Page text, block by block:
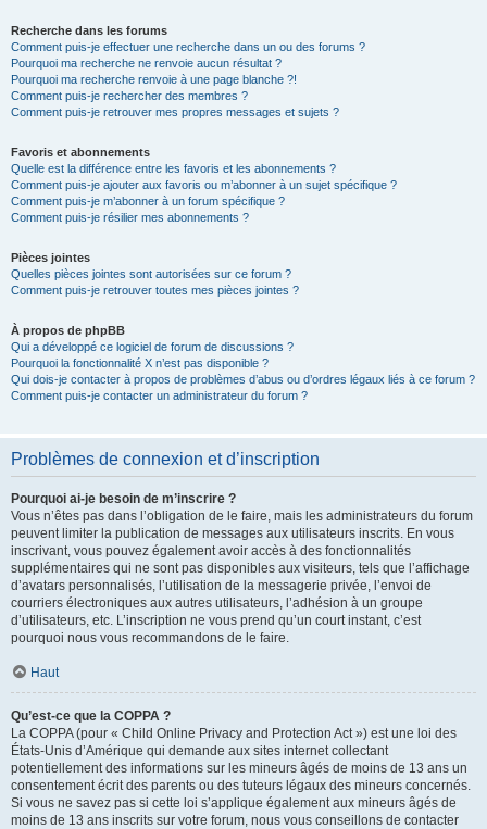
Recherche dans les forums
Comment puis-je effectuer une recherche dans un ou des forums ?
Pourquoi ma recherche ne renvoie aucun résultat ?
Pourquoi ma recherche renvoie à une page blanche ?!
Comment puis-je rechercher des membres ?
Comment puis-je retrouver mes propres messages et sujets ?
Favoris et abonnements
Quelle est la différence entre les favoris et les abonnements ?
Comment puis-je ajouter aux favoris ou m’abonner à un sujet spécifique ?
Comment puis-je m’abonner à un forum spécifique ?
Comment puis-je résilier mes abonnements ?
Pièces jointes
Quelles pièces jointes sont autorisées sur ce forum ?
Comment puis-je retrouver toutes mes pièces jointes ?
À propos de phpBB
Qui a développé ce logiciel de forum de discussions ?
Pourquoi la fonctionnalité X n’est pas disponible ?
Qui dois-je contacter à propos de problèmes d’abus ou d’ordres légaux liés à ce forum ?
Comment puis-je contacter un administrateur du forum ?
Problèmes de connexion et d’inscription
Pourquoi ai-je besoin de m’inscrire ?
Vous n’êtes pas dans l’obligation de le faire, mais les administrateurs du forum
peuvent limiter la publication de messages aux utilisateurs inscrits. En vous
inscrivant, vous pouvez également avoir accès à des fonctionnalités
supplémentaires qui ne sont pas disponibles aux visiteurs, tels que l’affichage
d’avatars personnalisés, l’utilisation de la messagerie privée, l’envoi de
courriers électroniques aux autres utilisateurs, l’adhésion à un groupe
d’utilisateurs, etc. L’inscription ne vous prend qu’un court instant, c’est
pourquoi nous vous recommandons de le faire.
Haut
Qu’est-ce que la COPPA ?
La COPPA (pour « Child Online Privacy and Protection Act ») est une loi des
États-Unis d’Amérique qui demande aux sites internet collectant
potentiellement des informations sur les mineurs âgés de moins de 13 ans un
consentement écrit des parents ou des tuteurs légaux des mineurs concernés.
Si vous ne savez pas si cette loi s’applique également aux mineurs âgés de
moins de 13 ans inscrits sur votre forum, nous vous conseillons de contacter